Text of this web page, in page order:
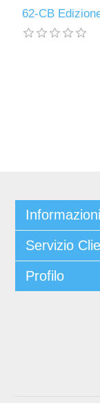
62-CB
Informazioni
Servizio
Profilo